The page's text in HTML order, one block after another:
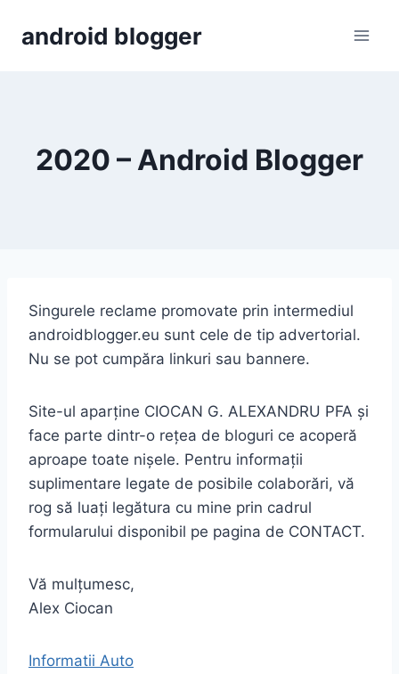
android blogger
2020 – Android Blogger
Singurele reclame promovate prin intermediul
androidblogger.eu sunt cele de tip advertorial.
Nu se pot cumpăra linkuri sau bannere.
Site-ul aparține CIOCAN G. ALEXANDRU PFA și
face parte dintr-o rețea de bloguri ce acoperă
aproape toate nișele. Pentru informații
suplimentare legate de posibile colaborări, vă
rog să luați legătura cu mine prin cadrul
formularului disponibil pe pagina de CONTACT.
Vă mulțumesc,
Alex Ciocan
Informatii Auto